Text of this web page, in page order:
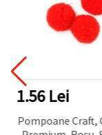
1.56 Lei
Pompoane Craft,